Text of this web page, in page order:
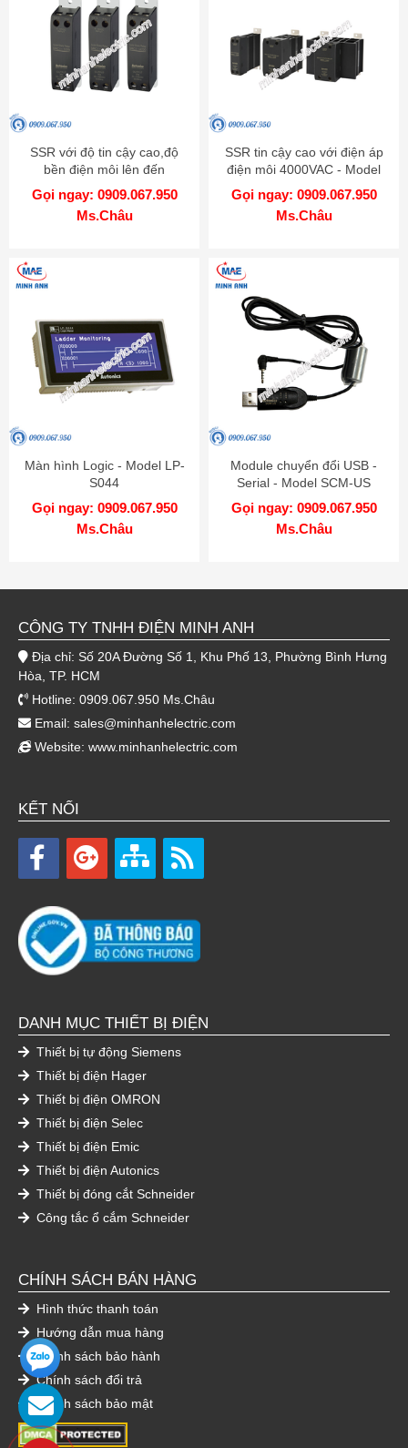
SSR với độ tin cậy cao,độ
bền điện môi lên đến
4000VAC - Model SRC1
Gọi ngay: 0909.067.950
Ms.Châu
SSR tin cậy cao với điện áp
điện môi 4000VAC - Model
SRH1
Gọi ngay: 0909.067.950
Ms.Châu
Màn hình Logic - Model LP-
S044
Gọi ngay: 0909.067.950
Ms.Châu
Module chuyển đổi USB -
Serial - Model SCM-US
Gọi ngay: 0909.067.950
Ms.Châu
CÔNG TY TNHH ĐIỆN MINH ANH
Địa chỉ: Số 20A Đường Số 1, Khu Phố 13, Phường Bình Hưng
Hòa, TP. HCM
Hotline: 0909.067.950 Ms.Châu
Email: sales@minhanhelectric.com
Website: www.minhanhelectric.com
KẾT NỐI
DANH MỤC THIẾT BỊ ĐIỆN
Thiết bị tự động Siemens
Thiết bị điện Hager
Thiết bị điện OMRON
Thiết bị điện Selec
Thiết bị điện Emic
Thiết bị điện Autonics
Thiết bị đóng cắt Schneider
Công tắc ổ cắm Schneider
CHÍNH SÁCH BÁN HÀNG
Hình thức thanh toán
Hướng dẫn mua hàng
Chính sách bảo hành
Chính sách đổi trả
Chính sách bảo mật